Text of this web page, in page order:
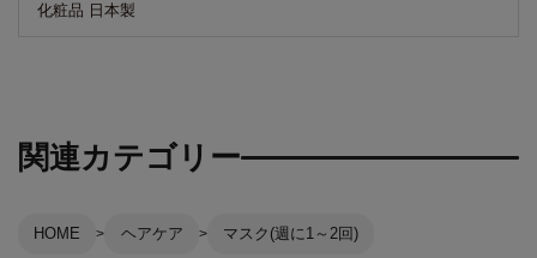
化粧品 日本製
関連カテゴリー
HOME ヘアケア マスク(週に1～2回)